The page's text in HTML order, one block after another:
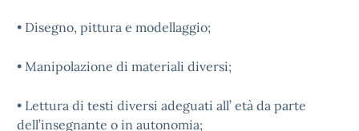
• Disegno, pittura e modellaggio;
• Manipolazione di materiali diversi;
• Lettura di testi diversi adeguati all’ età da parte
dell’insegnante o in autonomia;